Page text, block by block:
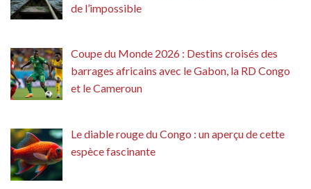
de l’impossible
Coupe du Monde 2026 : Destins croisés des
barrages africains avec le Gabon, la RD Congo
et le Cameroun
Le diable rouge du Congo : un aperçu de cette
espèce fascinante